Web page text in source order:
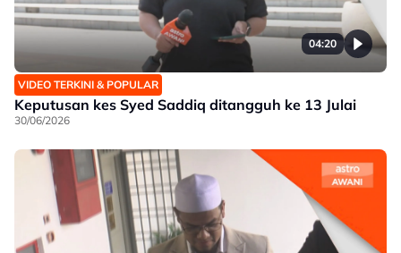
04:20
VIDEO TERKINI & POPULAR
Keputusan kes Syed Saddiq ditangguh ke 13 Julai
30/06/2026